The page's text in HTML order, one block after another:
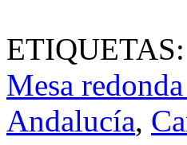
ETIQUETAS:
Mesa
Andalucía,